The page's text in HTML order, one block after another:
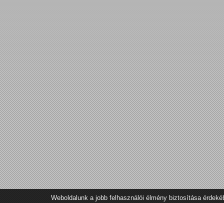
Weboldalunk a jobb felhasználói élmény biztosítása